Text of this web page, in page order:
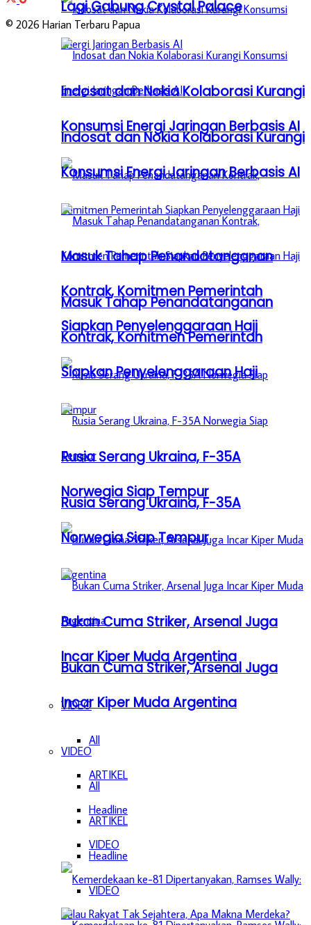
Indosat dan Nokia Kolaborasi Kurangi
Konsumsi Energi Jaringan Berbasis AI
Masuk Tahap Penandatanganan
Kontrak, Komitmen Pemerintah
Siapkan Penyelenggaraan Haji
Rusia Serang Ukraina, F-35A
Norwegia Siap Tempur
Bukan Cuma Striker, Arsenal Juga
Incar Kiper Muda Argentina
VIDEO
All
ARTIKEL
Headline
VIDEO
Lagi Gabung Crystal Palace
Indosat dan Nokia Kolaborasi Kurangi
Konsumsi Energi Jaringan Berbasis AI
Masuk Tahap Penandatanganan
Kontrak, Komitmen Pemerintah
Siapkan Penyelenggaraan Haji
Rusia Serang Ukraina, F-35A
Norwegia Siap Tempur
Bukan Cuma Striker, Arsenal Juga
Incar Kiper Muda Argentina
VIDEO
All
ARTIKEL
Headline
VIDEO
© 2026 Harian Terbaru Papua